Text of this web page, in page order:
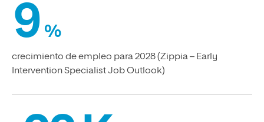
9 %
crecimiento de empleo para 2028 (Zippia – Early
Intervention Specialist Job Outlook)